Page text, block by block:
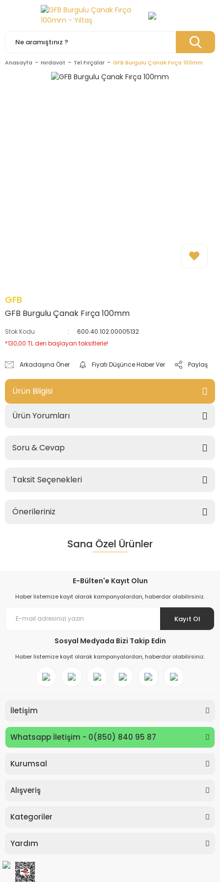
Anasayfa Hırdavat Tel Fırçalar GFB Burgulu Çanak Fırça 100mm
GFB
GFB Burgulu Çanak Fırça 100mm
Stok Kodu
600.40.102.00005132
*130,00 TL den başlayan taksitlerle!
Arkadaşına Öner Fiyatı Düşünce Haber Ver Paylaş
Ürün Bilgisi
Ürün Yorumları
Soru & Cevap
Taksit Seçenekleri
Önerileriniz
Sana Özel Ürünler
E-Bülten'e Kayıt Olun
Haber listemize kayıt olarak kampanyalardan, haberdar olabilirsiniz.
Kayıt Ol
Sosyal Medyada Bizi Takip Edin
Haber listemize kayıt olarak kampanyalardan, haberdar olabilirsiniz.
İletişim
Whatsapp İletişim - 0(850) 840 95 87
Kurumsal
Alışveriş
Kategoriler
Yardım